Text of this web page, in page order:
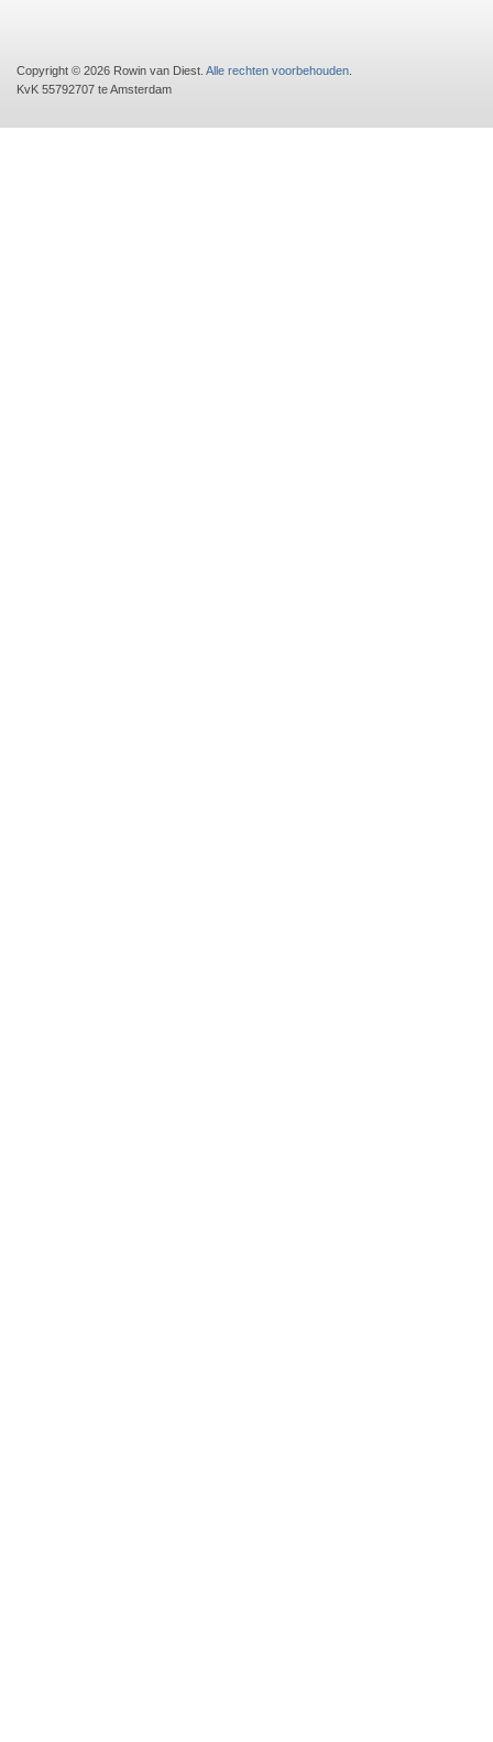
Copyright © 2026 Rowin van Diest. Alle rechten voorbehouden
KvK 55792707 te Amsterdam